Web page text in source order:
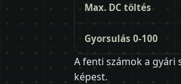
Max. DC töltés
Gyorsulás 0-100
A fenti számok a gyári
képest.